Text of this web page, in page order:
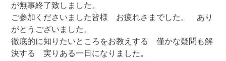
が無事終了致しました。
ご参加くださいました皆様 お疲れさまでした。 あり
がとうございました。
徹底的に知りたいところをお教えする 僅かな疑問も解
決する 実りある一日になりました。